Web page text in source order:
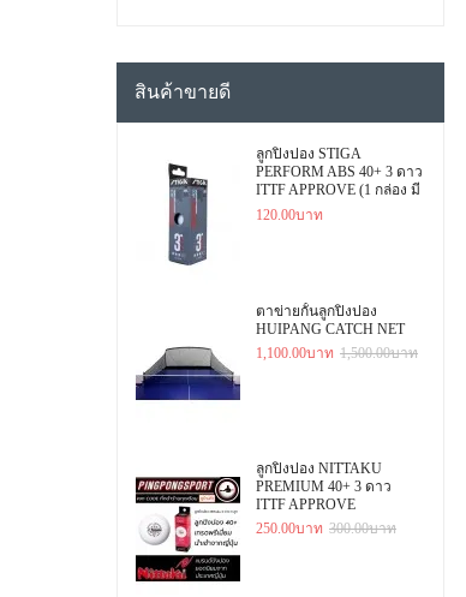
สินค้าขายดี
ลูกปิงปอง STIGA
PERFORM ABS 40+ 3 ดาว
ITTF APPROVE (1 กล่อง มี
3 ลูก)
120.00บาท
ตาข่ายกั้นลูกปิงปอง
HUIPANG CATCH NET
1,100.00บาท 1,500.00บาท
ลูกปิงปอง NITTAKU
PREMIUM 40+ 3 ดาว
ITTF APPROVE
250.00บาท 300.00บาท